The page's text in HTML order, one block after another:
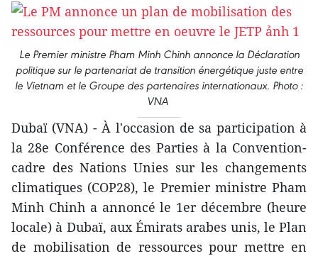
Le Premier ministre Pham Minh Chinh annonce la Déclaration
politique sur le partenariat de transition énergétique juste entre
le Vietnam et le Groupe des partenaires internationaux. Photo :
VNA
Dubaï (VNA) - À l'occasion de sa participation à
la 28e Conférence des Parties à la Convention-
cadre des Nations Unies sur les changements
climatiques (COP28), le Premier ministre Pham
Minh Chinh a annoncé le 1er décembre (heure
locale) à Dubaï, aux Émirats arabes unis, le Plan
de mobilisation de ressources pour mettre en